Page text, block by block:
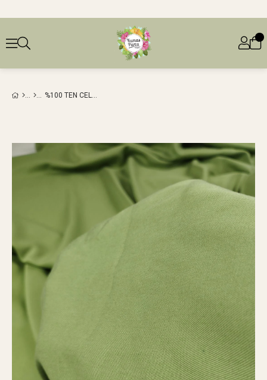
%100 TEN CEL AÇIK PASTEL YEŞIL RENKTE DOKUMA (EN 150 CM X BOY 200 CM)